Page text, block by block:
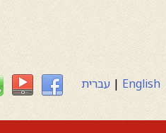
English
|עברית